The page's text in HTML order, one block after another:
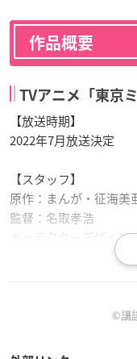
作品概要
TVアニメ「東京
【放送時期】
2022年7月放送決定
【スタッフ】
原作：まんが・征海美
監督：名取孝浩
キャラクターデザイン
シリーズ構成：山田由香
アニメーション制作
【キャスト】
©︎講